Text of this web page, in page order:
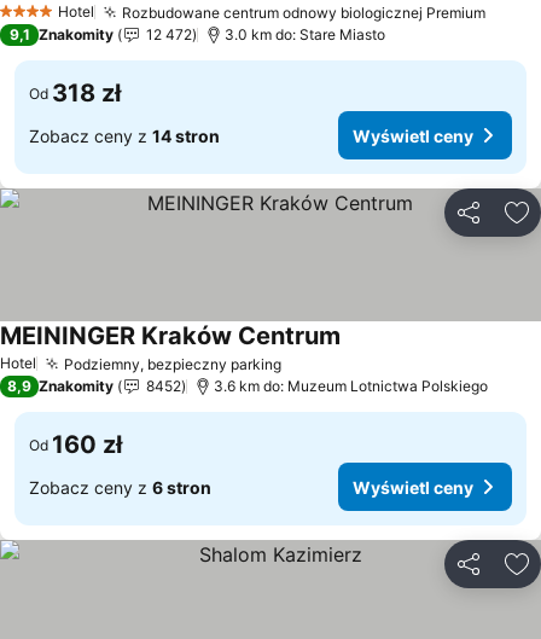
4 KategoriaHotel Rozbudowane centrum odnowy biologicznej Premium
9,1 Znakomity 12 472 3.0 km do: Stare Miasto
Od 318 zł
Zobacz ceny z 14 stron Wyświetl ceny
Hotel Podziemny, bezpieczny parking
MEININGER Kraków Centrum
8,9 Znakomity 8452 3.6 km do: Muzeum Lotnictwa Polskiego
Od 160 zł
Zobacz ceny z 6 stron Wyświetl ceny